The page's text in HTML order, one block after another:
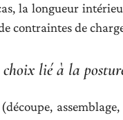
la longueur
contraintes de
lié à la